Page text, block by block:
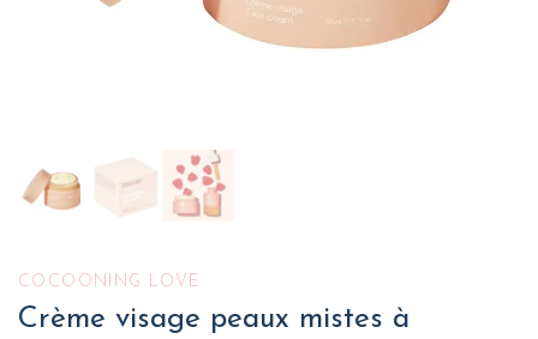
COCOONING LOVE
Crème visage peaux mistes à